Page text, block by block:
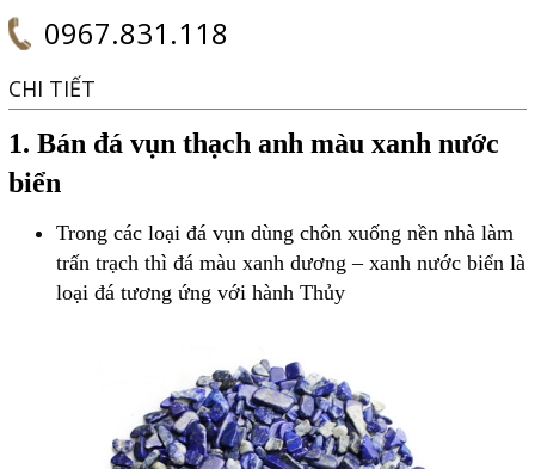
0967.831.118
CHI TIẾT
1. Bán đá vụn thạch anh màu xanh nước
biển
Trong các loại đá vụn dùng chôn xuống nền nhà làm
trấn trạch thì đá màu xanh dương – xanh nước biển là
loại đá tương ứng với hành Thủy